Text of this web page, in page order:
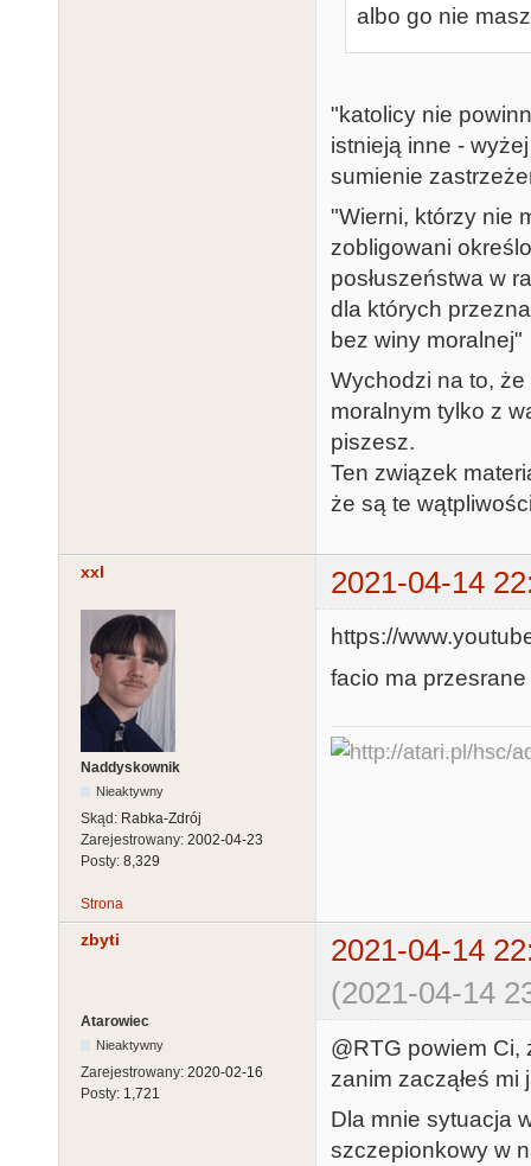
albo go nie
"katolicy nie
istnieją inne -
sumienie
"Wierni, którzy nie
zobligowani
posłuszeństwa w
dla których
bez winy moralnej"
Wychodzi na to,
moralnym tylko z
piszesz.
Ten związek
że są te
xxl 2021-04-14
Naddyskownik
Nieaktywny
Skąd: Rabka-Zdrój
Zarejestrowany: 2002-04-23
Posty: 8,329
https://
facio ma przesrane
Strona
zbyti
2021-04-14
(2021-04-14
Atarowiec
Nieaktywny
Zarejestrowany: 2020-02-16
Posty: 1,721
@RTG powiem Ci,
zanim zacząłeś mi
Dla mnie sytuacja
szczepionkowy w